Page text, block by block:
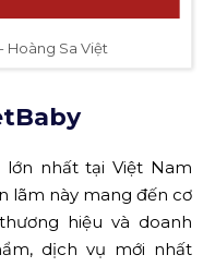
Hoàng Sa Việt
nhất tại Việt Nam
lãm này mang đến cơ
hiệu và doanh
dịch vụ mới nhất